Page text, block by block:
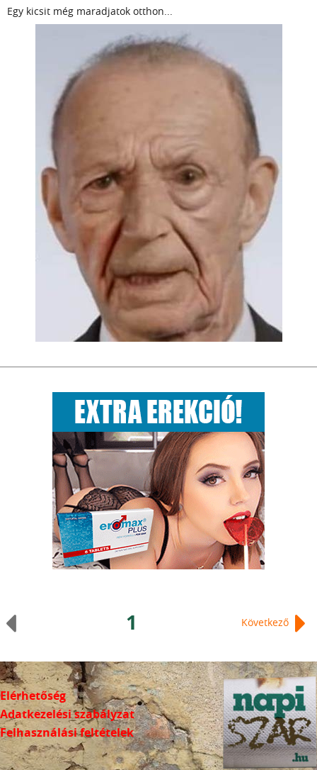
Egy kicsit még maradjatok otthon...
Következő
1
Elérhetőség
Adatkezelési szabályzat
Felhasználási feltételek